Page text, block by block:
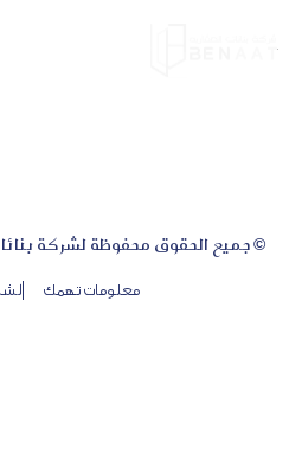
© جميع الحقوق محفوظة لشركة بنائات
معلومات تهمك